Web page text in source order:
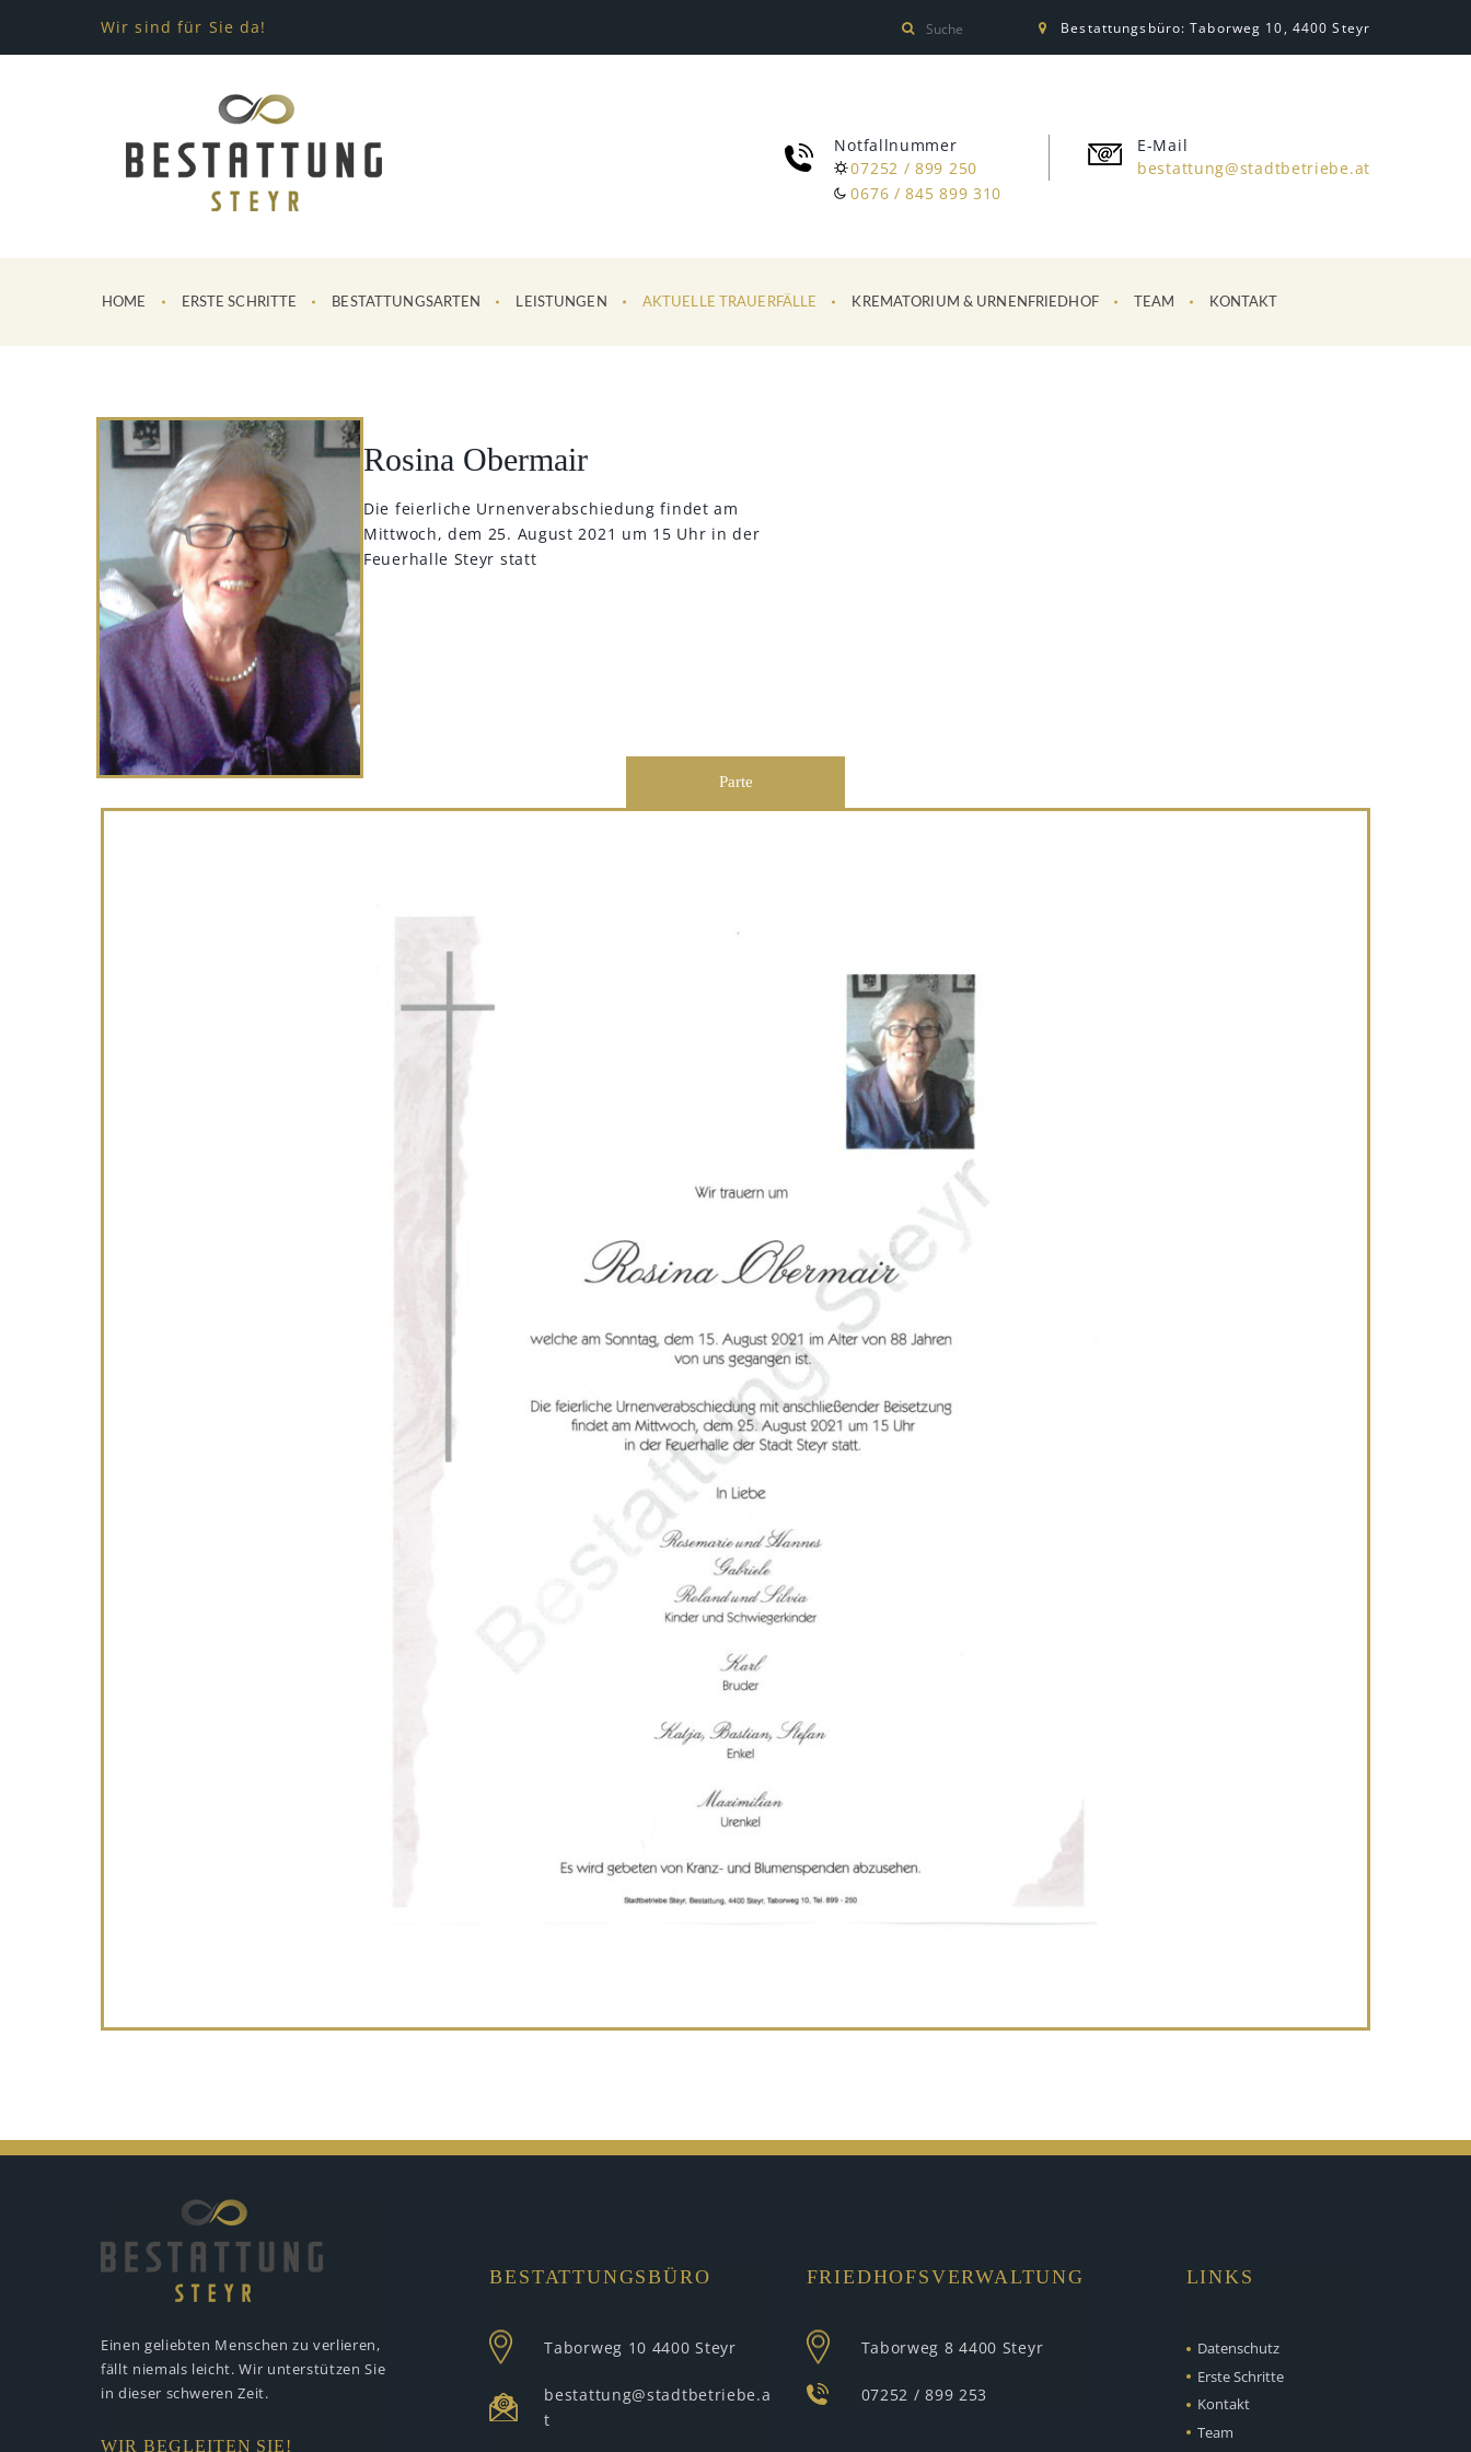
Wir sind für Sie da! Bestattungsbüro: Taborweg 10, 4400 Steyr
Notfallnummer
07252 / 899 250
0676 / 845 899 310
E-Mail
bestattung@stadtbetriebe.at
HOME ERSTE SCHRITTE BESTATTUNGSARTEN LEISTUNGEN AKTUELLE TRAUERFÄLLE KREMATORIUM & URNENFRIEDHOF TEAM KONTAKT
Rosina Obermair
Die feierliche Urnenverabschiedung findet am
Mittwoch, dem 25. August 2021 um 15 Uhr in der
Feuerhalle Steyr statt
Parte
Einen geliebten Menschen zu verlieren,
fällt niemals leicht. Wir unterstützen Sie
in dieser schweren Zeit.
WIR BEGLEITEN SIE!
BESTATTUNGSBÜRO
Taborweg 10 4400 Steyr
bestattung@stadtbetriebe.a
t
FRIEDHOFSVERWALTUNG
Taborweg 8 4400 Steyr
07252 / 899 253
LINKS
Datenschutz
Erste Schritte
Kontakt
Team